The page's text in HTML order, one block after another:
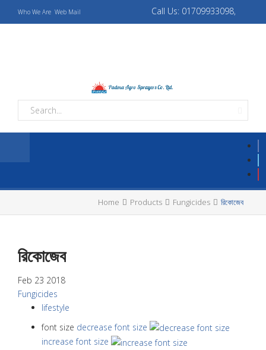
Who We Are Web Mail
Call Us: 01709933098,
Home Products Fungicides রিকোজেব
রিকোজেব
Feb 23 2018
Fungicides
lifestyle
font size decrease font size
increase font size